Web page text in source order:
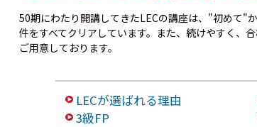
50期にわたり開講してきたLECの講座は、"初めて"
件をすべてクリアしています。また、続けやすく、
ご用意しております。
LECが選ばれる理由
3級FP